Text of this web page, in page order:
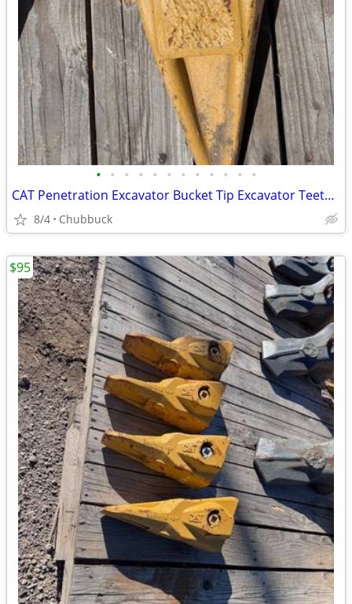
• • • • • • • • • • • •
CAT Penetration Excavator Bucket Tip Excavator Teeth Tip
8/4 Chubbuck
$95